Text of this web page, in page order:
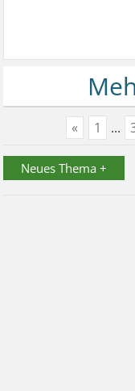
« 1 ...
Neues Thema +